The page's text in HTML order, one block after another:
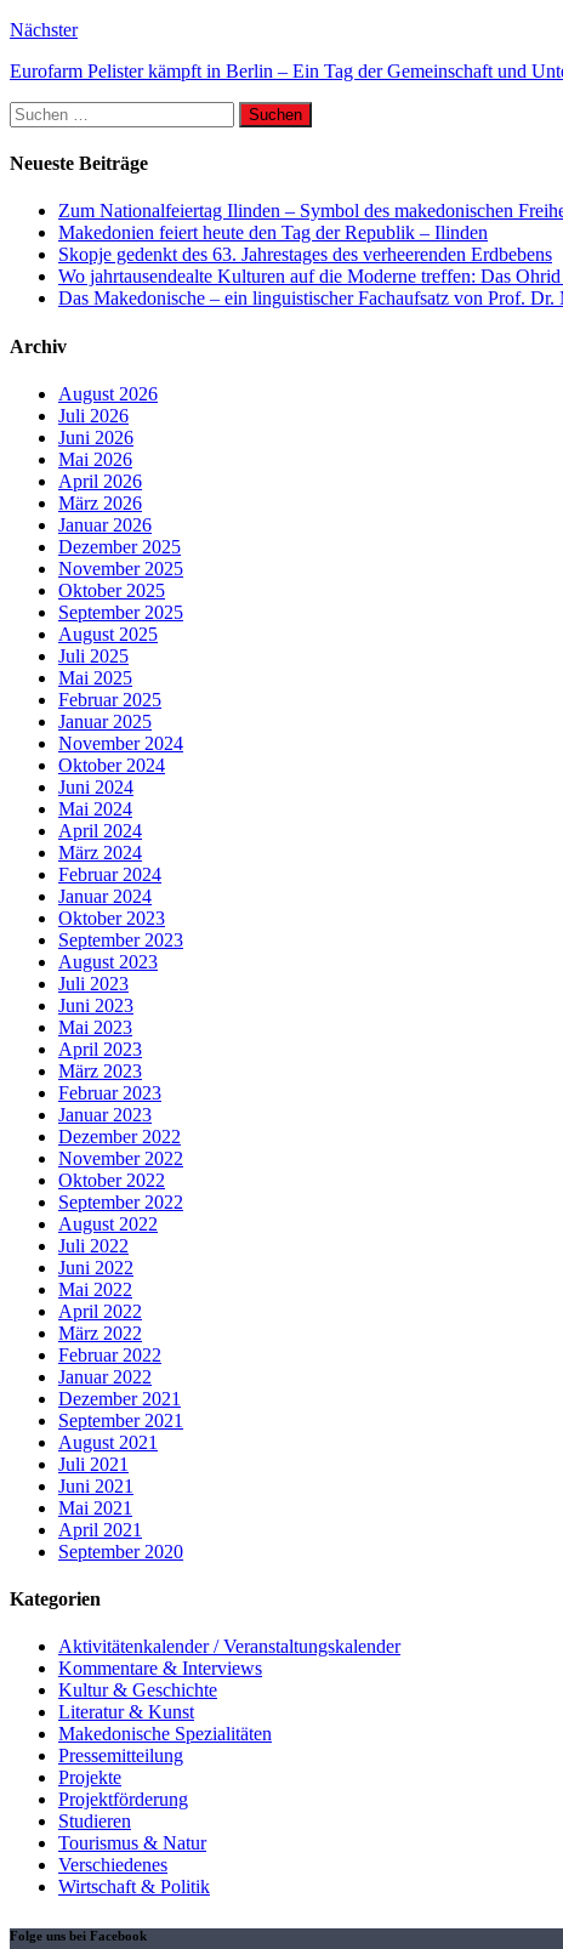
Nächster
Eurofarm Pelister kämpft in Berlin – Ein Tag der Gemeinschaft und
Suchen
nach:
Neueste Beiträge
Zum Nationalfeiertag Ilinden – Symbol des makedonischen
Makedonien feiert heute den Tag der Republik – Ilinden
Skopje gedenkt des 63. Jahrestages des verheerenden Erdbebens
Wo jahrtausendealte Kulturen auf die Moderne treffen: Das
Das Makedonische – ein linguistischer Fachaufsatz von Prof.
Archiv
August 2026
Juli 2026
Juni 2026
Mai 2026
April 2026
März 2026
Januar 2026
Dezember 2025
November 2025
Oktober 2025
September 2025
August 2025
Juli 2025
Mai 2025
Februar 2025
Januar 2025
November 2024
Oktober 2024
Juni 2024
Mai 2024
April 2024
März 2024
Februar 2024
Januar 2024
Oktober 2023
September 2023
August 2023
Juli 2023
Juni 2023
Mai 2023
April 2023
März 2023
Februar 2023
Januar 2023
Dezember 2022
November 2022
Oktober 2022
September 2022
August 2022
Juli 2022
Juni 2022
Mai 2022
April 2022
März 2022
Februar 2022
Januar 2022
Dezember 2021
September 2021
August 2021
Juli 2021
Juni 2021
Mai 2021
April 2021
September 2020
Kategorien
Aktivitätenkalender / Veranstaltungskalender
Kommentare & Interviews
Kultur & Geschichte
Literatur & Kunst
Makedonische Spezialitäten
Pressemitteilung
Projekte
Projektförderung
Studieren
Tourismus & Natur
Verschiedenes
Wirtschaft & Politik
Folge uns bei Facebook